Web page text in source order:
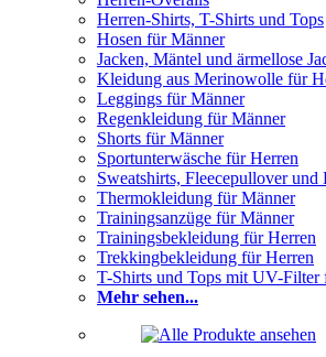
Herren-Shirts, T-Shirts und Tops
Hosen für Männer
Jacken, Mäntel und ärmellose
Kleidung aus Merinowolle für
Leggings für Männer
Regenkleidung für Männer
Shorts für Männer
Sportunterwäsche für Herren
Sweatshirts, Fleecepullover
Thermokleidung für Männer
Trainingsanzüge für Männer
Trainingsbekleidung für Herren
Trekkingbekleidung für Herren
T-Shirts und Tops mit UV-Filter
Mehr sehen...